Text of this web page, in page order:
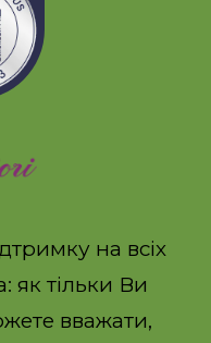
на всіх
як тільки Ви
вважати,